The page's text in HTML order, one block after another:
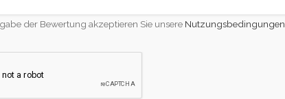
der Bewertung akzeptieren Sie unsere Nutzungsbedingungen